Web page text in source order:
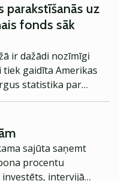
parakstīšanās uz
fonds sāk
ir dažādi nozīmīgi
gaidīta Amerikas
statistika par
sajūta saņemt
procentu
intervijā